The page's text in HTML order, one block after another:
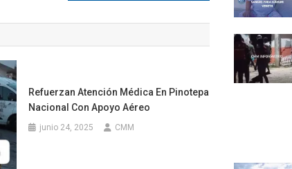
Refuerzan Atención Médica En Pinotepa
Nacional Con Apoyo Aéreo
junio 24, 2025 CMM